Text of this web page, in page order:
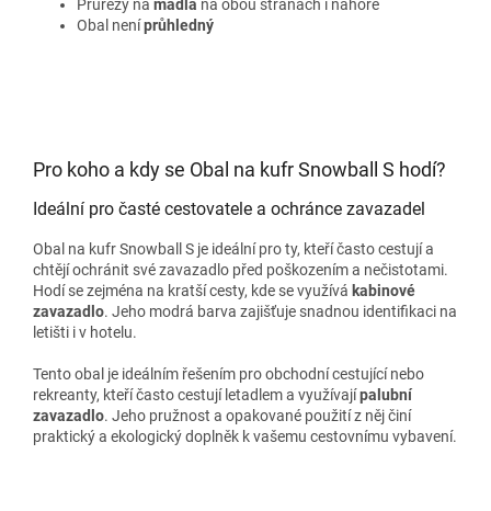
Průřezy na madla na obou stranách i nahoře
Obal neníprůhledný
Pro koho a kdy se Obal na kufr Snowball S hodí?
Ideální pro časté cestovatele a ochránce zavazadel
Obal na kufr Snowball S je ideální pro ty, kteří často cestují a
chtějí ochránit své zavazadlo před poškozením a nečistotami.
Hodí se zejména na kratší cesty, kde se využívá kabinové
zavazadlo. Jeho modrá barva zajišťuje snadnou identifikaci na
letišti i v hotelu.
Tento obal je ideálním řešením pro obchodní cestující nebo
rekreanty, kteří často cestují letadlem a využívajípalubní
zavazadlo. Jeho pružnost a opakované použití z něj činí
praktický a ekologický doplněk k vašemu cestovnímu vybavení.